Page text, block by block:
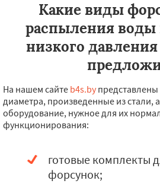
Какие виды
распыления воды
низкого
На нашем сайте b4s.by
диаметра, произведенные из стали,
оборудование, нужное для их
функционирования:
готовые комплекты
форсунок;